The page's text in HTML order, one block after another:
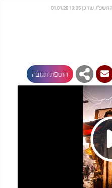
הוספת תגובה